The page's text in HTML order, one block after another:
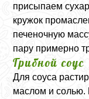
присыпаем
кружок
печеночную
пару примерно
Грибной соус
Для соуса
маслом и солью.